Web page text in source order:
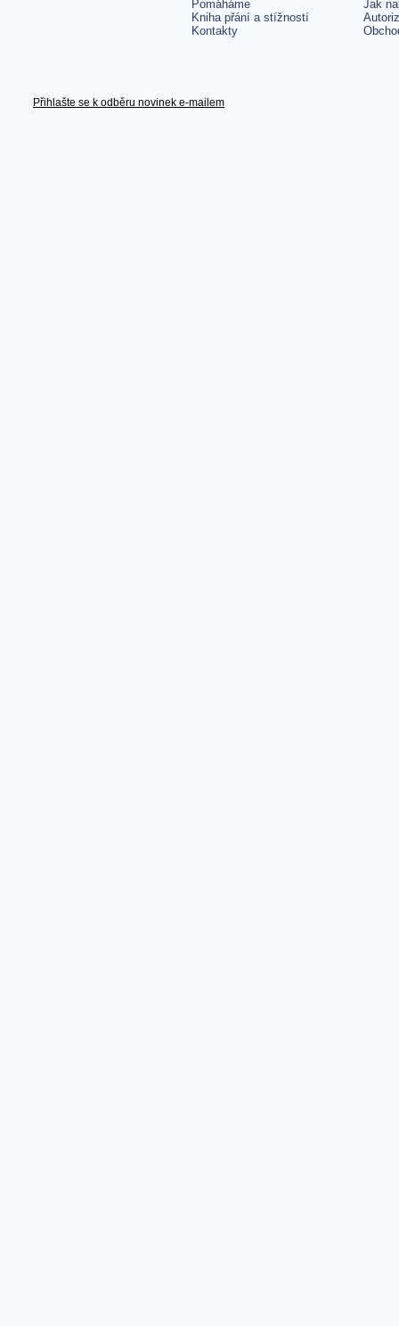
Pomáháme
Kniha přání a stížností
Kontakty
Jak
Přihlašte se k odběru novinek e-mailem